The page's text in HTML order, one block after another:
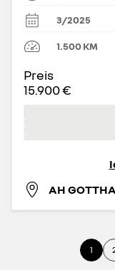
3/2025
1.500KM
Preis
15.900 €
AH
1